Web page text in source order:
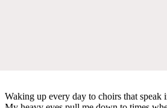
Waking up every day to choirs that speak